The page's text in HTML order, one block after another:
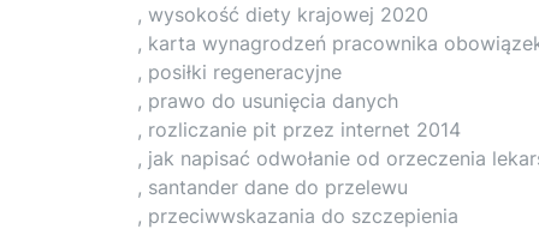
, wysokość diety krajowej 2020
, karta wynagrodzeń pracownika
, posiłki regeneracyjne
, prawo do usunięcia danych
, rozliczanie pit przez internet 2014
, jak napisać odwołanie od orzeczenia
, santander dane do przelewu
, przeciwwskazania do szczepienia